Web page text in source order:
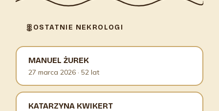
OSTATNIE NEKROLOGI
MANUEL ŻUREK
27 marca 2026 · 52 lat
KATARZYNA KWIKERT